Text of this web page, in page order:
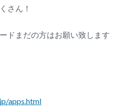
さん！
ドまだの方はお願い致します
apps.html